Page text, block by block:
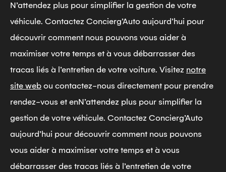
N’attendez plus pour simplifier la gestion de votre
véhicule. Contactez Concierg’Auto aujourd’hui pour
découvrir comment nous pouvons vous aider à
maximiser votre temps et à vous débarrasser des
tracas liés à l’entretien de votre voiture. Visitez notre
site web ou contactez-nous directement pour prendre
rendez-vous et enN’attendez plus pour simplifier la
gestion de votre véhicule. Contactez Concierg’Auto
aujourd’hui pour découvrir comment nous pouvons
vous aider à maximiser votre temps et à vous
débarrasser des tracas liés à l’entretien de votre